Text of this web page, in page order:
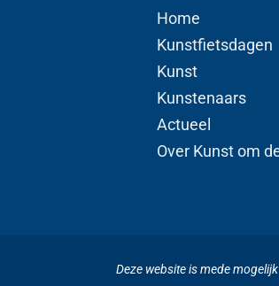
Home
Kunstfietsdagen
Kunst
Kunstenaars
Actueel
Over Kunst om
Deze website is mede